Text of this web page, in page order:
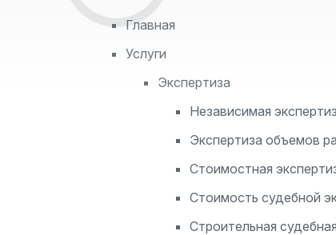
Главная
Услуги
Экспертиза
Независимая
Экспертиза объемов
Стоимостная
Стоимость судебной
Строительная